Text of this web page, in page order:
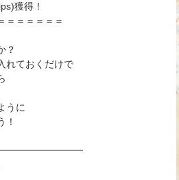
獲得！
＝＝＝＝＝＝
？
れておくだけで
うに
！